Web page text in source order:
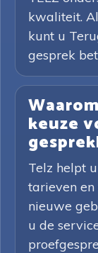
kwaliteit.
kunt u
gesprek
keuze
Telz helpt
tarieven
nieuwe
u de